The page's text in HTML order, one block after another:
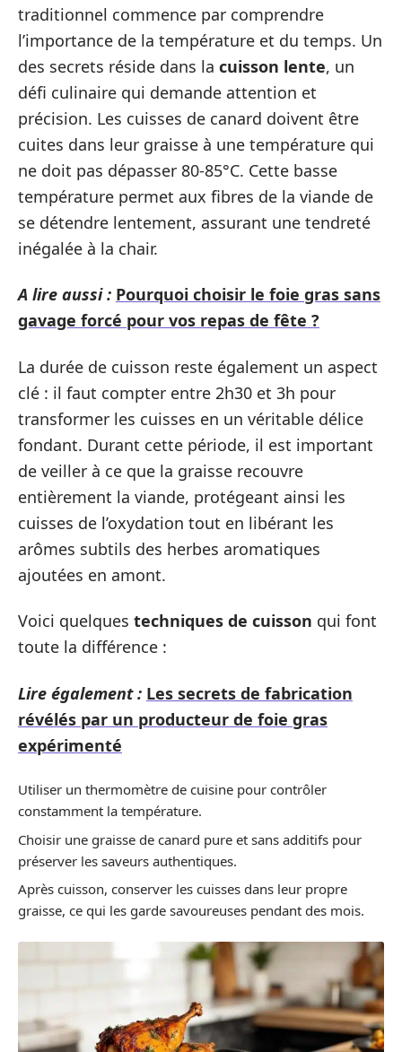
traditionnel commence par comprendre
l’importance de la température et du temps. Un
des secrets réside dans la cuisson lente, un
défi culinaire qui demande attention et
précision. Les cuisses de canard doivent être
cuites dans leur graisse à une température qui
ne doit pas dépasser 80-85°C. Cette basse
température permet aux fibres de la viande de
se détendre lentement, assurant une tendreté
inégalée à la chair.
A lire aussi : Pourquoi choisir le foie gras sans
gavage forcé pour vos repas de fête ?
La durée de cuisson reste également un aspect
clé : il faut compter entre 2h30 et 3h pour
transformer les cuisses en un véritable délice
fondant. Durant cette période, il est important
de veiller à ce que la graisse recouvre
entièrement la viande, protégeant ainsi les
cuisses de l’oxydation tout en libérant les
arômes subtils des herbes aromatiques
ajoutées en amont.
Voici quelques techniques de cuisson qui font
toute la différence :
Lire également : Les secrets de fabrication
révélés par un producteur de foie gras
expérimenté
Utiliser un thermomètre de cuisine pour contrôler
constamment la température.
Choisir une graisse de canard pure et sans additifs pour
préserver les saveurs authentiques.
Après cuisson, conserver les cuisses dans leur propre
graisse, ce qui les garde savoureuses pendant des mois.